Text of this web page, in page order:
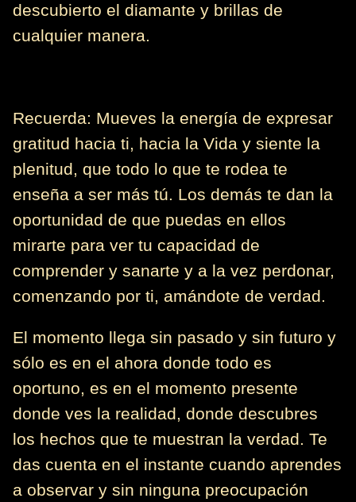
descubierto el diamante y brillas de
cualquier manera.
Recuerda: Mueves la energía de expresar
gratitud hacia ti, hacia la Vida y siente la
plenitud, que todo lo que te rodea te
enseña a ser más tú. Los demás te dan la
oportunidad de que puedas en ellos
mirarte para ver tu capacidad de
comprender y sanarte y a la vez perdonar,
comenzando por ti, amándote de verdad.
El momento llega sin pasado y sin futuro y
sólo es en el ahora donde todo es
oportuno, es en el momento presente
donde ves la realidad, donde descubres
los hechos que te muestran la verdad. Te
das cuenta en el instante cuando aprendes
a observar y sin ninguna preocupación